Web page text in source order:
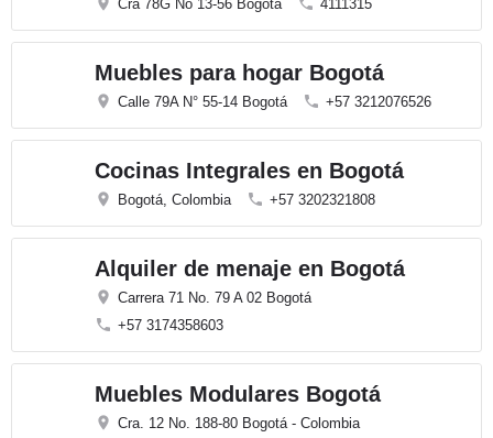
Cra 78G No 13-56 Bogotá 4111315
Muebles para hogar Bogotá
Calle 79A N° 55-14 Bogotá +57 3212076526
Cocinas Integrales en Bogotá
Bogotá, Colombia +57 3202321808
Alquiler de menaje en Bogotá
Carrera 71 No. 79 A 02 Bogotá
+57 3174358603
Muebles Modulares Bogotá
Cra. 12 No. 188-80 Bogotá - Colombia